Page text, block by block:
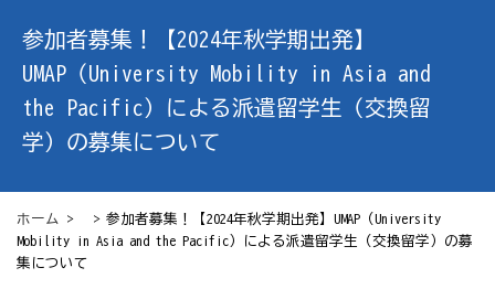
参加者募集！【2024年秋学期出発】
UMAP（University Mobility in Asia and
the Pacific）による派遣留学生（交換留
学）の募集について
ホーム
> > 参加者募集！【2024年秋学期出発】UMAP（University
Mobility in Asia and the Pacific）による派遣留学生（交換留学）の募
集について